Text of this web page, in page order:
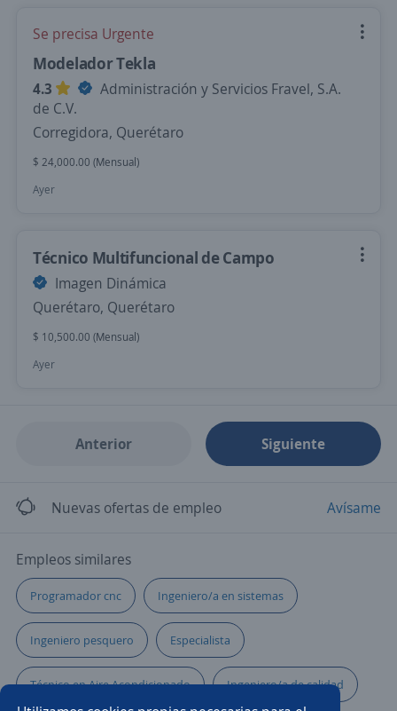
Se precisa Urgente
Modelador Tekla
4.3
Administración y Servicios Fravel, S.A.
de C.V.
Corregidora, Querétaro
$ 24,000.00 (Mensual)
Ayer
Técnico Multifuncional de Campo
Imagen Dinámica
Querétaro, Querétaro
$ 10,500.00 (Mensual)
Ayer
Anterior Siguiente
Nuevas ofertas de empleo Avísame
Empleos similares
Programador cnc Ingeniero/a en sistemas
Ingeniero pesquero Especialista
Técnico en Aire Acondicionado Ingeniero/a de calidad